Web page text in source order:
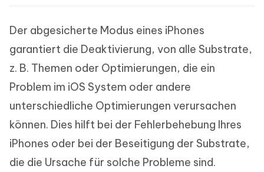
Der abgesicherte Modus eines iPhones
garantiert die Deaktivierung, von alle Substrate,
z. B. Themen oder Optimierungen, die ein
Problem im iOS System oder andere
unterschiedliche Optimierungen verursachen
können. Dies hilft bei der Fehlerbehebung Ihres
iPhones oder bei der Beseitigung der Substrate,
die die Ursache für solche Probleme sind.